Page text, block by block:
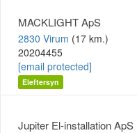
MACKLIGHT ApS
2830 Virum (17 km.)
20204455
[email protected]
Eleftersyn
Jupiter El-installation ApS